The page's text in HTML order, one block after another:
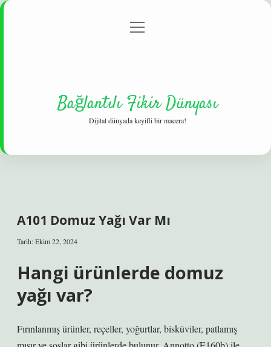
Gizlilik Politikası
menüyü
Bağlantılı Fikir Dünyası
Dijital dünyada keyifli bir macera!
A101 Domuz Yağı Var Mı
Tarih: Ekim 22, 2024
Hangi ürünlerde domuz
yağı var?
Fırınlanmış ürünler, reçeller, yoğurtlar, bisküviler, patlamış